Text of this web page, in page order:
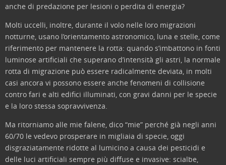
anche di predazione per lesioni o perdita di energia?
Molti uccelli, inoltre, durante il volo nelle loro migrazioni
notturne, usano l’orientamento astronomico, luna e stelle, come
riferimento per mantenere la rotta: quando s’imbattono in fonti
luminose artificiali che superano d’intensità gli astri, la normale
rotta di migrazione può essere radicalmente deviata, in molti
casi ancora vi possono essere anche fenomeni di collisione
contro fari e alti edifici illuminati, con gravi danni per le specie
e la loro stessa sopravvivenza.
Ma ritorniamo alle mie falene, dico “mie” perché già negli anni
60/70 le vedevo prosperare in migliaia di specie, oggi
disgraziatamente ridotte al lumicino a causa dei pesticidi e
delle luci artificiali sempre più diffuse e invasive: scialbe,